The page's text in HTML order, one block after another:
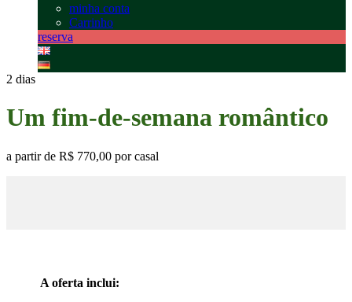
minha conta
Carrinho
reserva
2 dias
Um fim-de-semana romântico
a partir de R$ 770,00 por casal
A oferta inclui: